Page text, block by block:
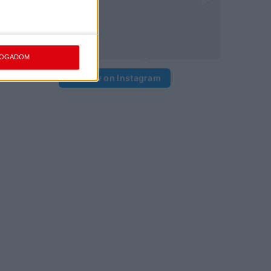
View on Instagram